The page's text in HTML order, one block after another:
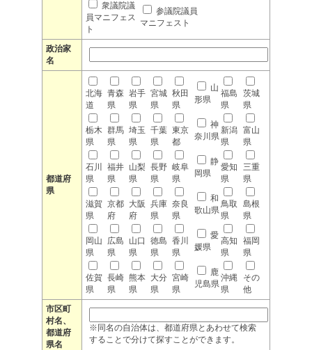
衆議院議
員マニフェス
ト
参議院議員
マニフェスト
政治家
名
都道府
県
北海
道
青森
県
岩手
県
宮城
県
秋田
県
山
形県
福島
県
茨城
県
栃木
県
群馬
県
埼玉
県
千葉
県
東京
都
神
奈川県
新潟
県
富山
県
石川
県
福井
県
山梨
県
長野
県
岐阜
県
静
岡県
愛知
県
三重
県
滋賀
県
京都
府
大阪
府
兵庫
県
奈良
県
和
歌山県
鳥取
県
島根
県
岡山
県
広島
県
山口
県
徳島
県
香川
県
愛
媛県
高知
県
福岡
県
佐賀
県
長崎
県
熊本
県
大分
県
宮崎
県
鹿
児島県
沖縄
県
その
他
市区町
村名、
都道府
県名
※同名の自治体は、都道府県とあわせて検索
することで分けて探すことができます。